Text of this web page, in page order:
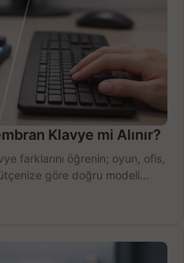
Klavye mi Alınır?
farklarını öğrenin; oyun, ofis,
göre doğru modeli